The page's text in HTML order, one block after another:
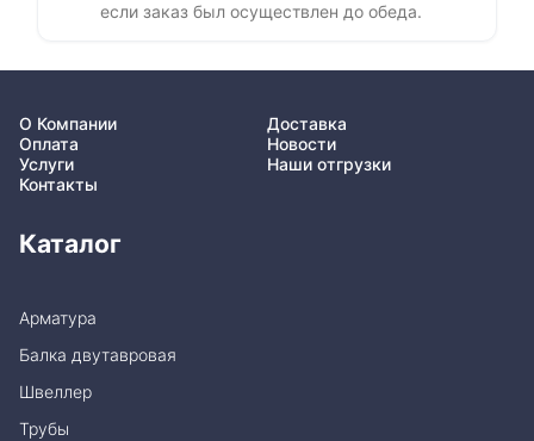
если заказ был осуществлен до обеда.
О Компании
Доставка
Оплата
Новости
Услуги
Наши отгрузки
Контакты
Каталог
Арматура
Балка двутавровая
Швеллер
Трубы